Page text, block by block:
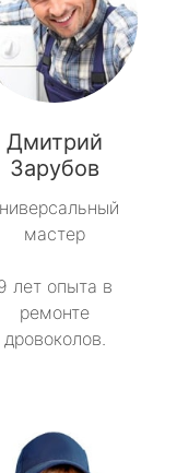
Дмитрий
Зарубов
мастер
лет опыта в
ремонте
дровоколов.